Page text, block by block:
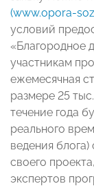
(www.opora-
условий
«Благородное
участникам
ежемесячная
размере 25
течение года
реального
ведения
своего
экспертов